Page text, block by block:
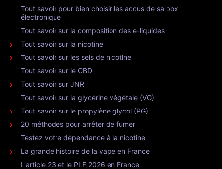
Tout savoir pour bien choisir les accus de sa box
électronique
Tout savoir sur la composition des e-liquides
Tout savoir sur la nicotine
Tout savoir sur les sels de nicotine
Tout savoir sur le CBD
Tout savoir sur JNR
Tout savoir sur la glycérine végétale (VG)
Tout savoir sur le propylène glycol (PG)
20 méthodes pour arrêter de fumer
Testez votre dépendance à la nicotine
La grande histoire de la vape en France
L'article 23 et le PLF 2026 en France